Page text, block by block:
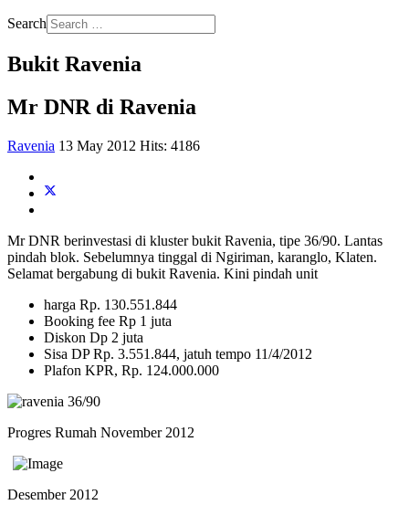
Search
Bukit Ravenia
Mr DNR di Ravenia
Ravenia 13 May 2012 Hits: 4186
Mr DNR berinvestasi di kluster bukit Ravenia, tipe 36/90. Lantas
pindah blok. Sebelumnya tinggal di Ngiriman, karanglo, Klaten.
Selamat bergabung di bukit Ravenia. Kini pindah unit
harga Rp. 130.551.844
Booking fee Rp 1 juta
Diskon Dp 2 juta
Sisa DP Rp. 3.551.844, jatuh tempo 11/4/2012
Plafon KPR, Rp. 124.000.000
Progres Rumah November 2012
Desember 2012